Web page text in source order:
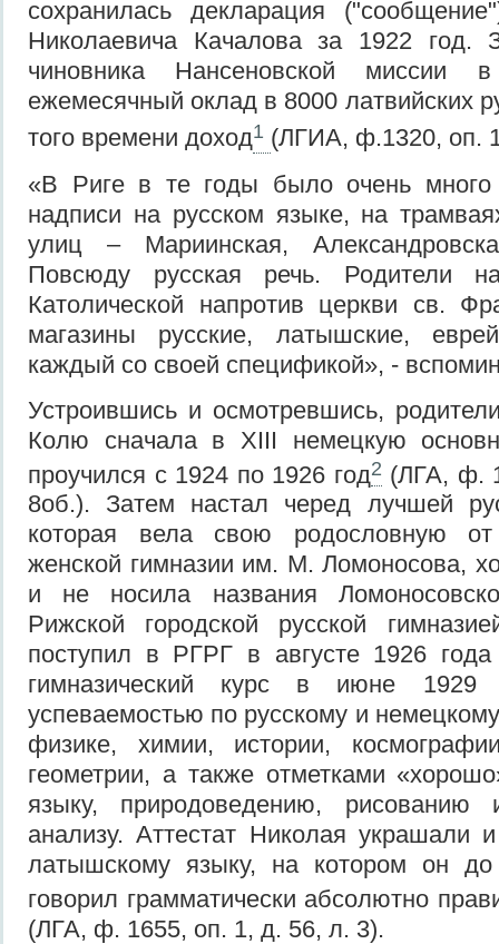
сохранилась декларация
Николаевича Качалова за 1922 год.
чиновника Нансеновской
ежемесячный оклад в 8000 латвийских
того времени доход1 (ЛГИА, ф.1320, оп.
«В Риге в те годы было очень много
надписи на русском языке, на
улиц – Мариинская,
Повсюду русская речь. Родители
Католической напротив церкви св.
магазины русские, латышские,
каждый со своей спецификой», -
Устроившись и осмотревшись,
Колю сначала в XIII немецкую
проучился с 1924 по 1926 год2 (ЛГА, ф.
8об.). Затем настал черед лучшей
которая вела свою родословную от
женской гимназии им. М. Ломоносова,
и не носила названия
Рижской городской русской
поступил в РГРГ в августе 1926
гимназический курс в июне 1929
успеваемостью по русскому и
физике, химии, истории,
геометрии, а также отметками
языку, природоведению, рисованию
анализу. Аттестат Николая украшали
латышскому языку, на котором он
говорил грамматически абсолютно
(ЛГА, ф. 1655, оп. 1, д. 56, л. 3).